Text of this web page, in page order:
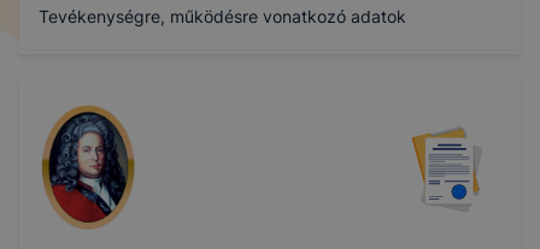
Tevékenységre, működésre vonatkozó adatok
Minőségirányítási Rendszer (MIR)
Archívum